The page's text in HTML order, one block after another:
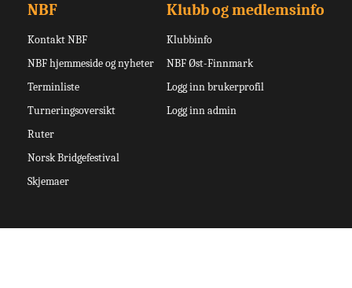
NBF
Kontakt NBF
NBF hjemmeside og nyheter
Terminliste
Turneringsoversikt
Ruter
Norsk Bridgefestival
Skjemaer
Klubb og medlemsinfo
Klubbinfo
NBF Øst-Finnmark
Logg inn brukerprofil
Logg inn admin